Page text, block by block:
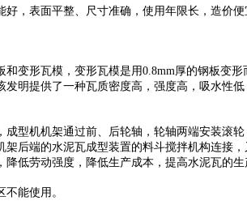
，表面平整、尺寸准确，使用年限长，造价便
变形瓦模，变形瓦模是用0.8mm厚的钢板变
提供了一种瓦质密度高，强度高，吸水性低
型机机架通过前、后轮轴，轮轴两端安装滚
后端的水泥瓦成型装置的料斗搅拌机构连接
低劳动强度，降低生产成本，提高水泥瓦的生
能使用。